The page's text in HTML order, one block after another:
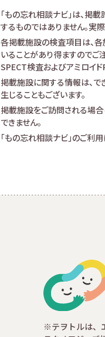
「もの忘れ相談ナビ」は、掲
するものではありません。実
各掲載施設の検査項目は、
いることがあり得ますのでご
SPECT検査およびアミロイ
掲載施設に関する情報は、で
生じることもございます。
掲載施設をご訪問される場合
できません。
「もの忘れ相談ナビ」のご利
※テヲトルは、